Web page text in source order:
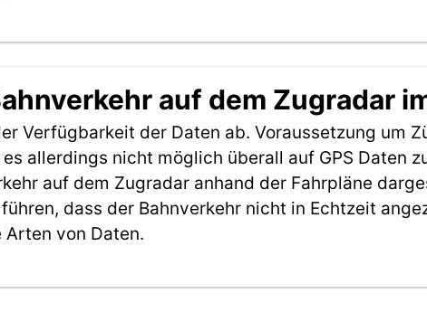
auf dem Zugradar
Verfügbarkeit der Daten ab. Voraussetzung um
allerdings nicht möglich überall auf GPS Daten
auf dem Zugradar anhand der Fahrpläne
dass der Bahnverkehr nicht in Echtzeit
von Daten.